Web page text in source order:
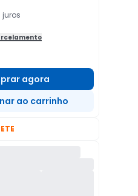
juros
agora
ao carrinho